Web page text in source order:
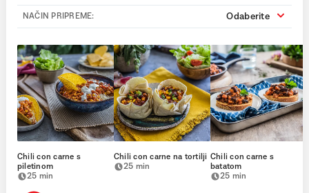
NAČIN PRIPREME: Odaberite
Chili con carne s
piletinom
25 min
Chili con carne na tortilji
25 min
Chili con carne s
batatom
25 min